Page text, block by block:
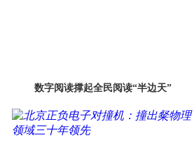
数字阅读撑起全民阅读“半边天”